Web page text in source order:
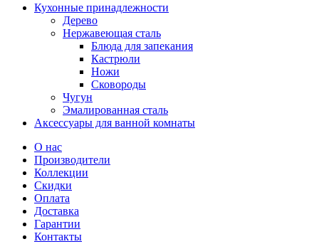
Кухонные принадлежности
Дерево
Нержавеющая сталь
Блюда для запекания
Кастрюли
Ножи
Сковороды
Чугун
Эмалированная сталь
Аксессуары для ванной комнаты
О нас
Производители
Коллекции
Скидки
Оплата
Доставка
Гарантии
Контакты